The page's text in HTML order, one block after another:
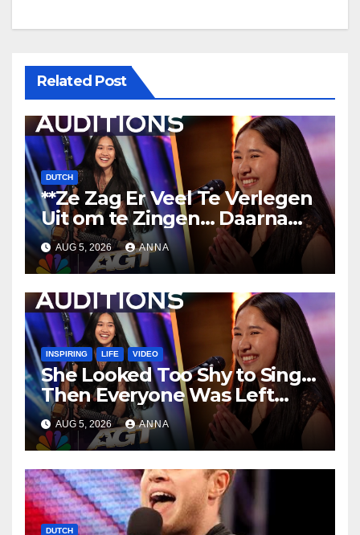
Related Post
DUTCH
**Ze Zag Er Veel Te Verlegen
Uit om te Zingen… Daarna
Liet Ze Iedereen Sprakeloos
Achter!
**
AUG 5, 2026 ANNA
INSPIRING LIFE VIDEO
She Looked Too Shy to Sing…
Then Everyone Was Left
Speechless!
AUG 5, 2026 ANNA
DUTCH